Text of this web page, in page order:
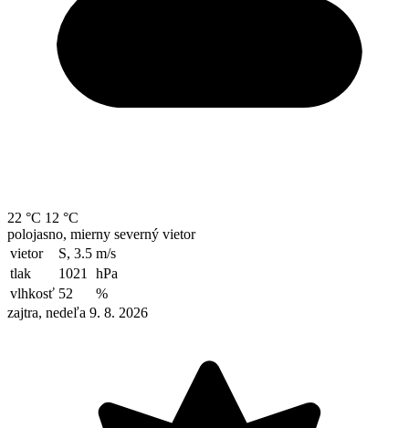
22 °C 12 °C
polojasno, mierny severný vietor
vietor
S, 3.5 m/s
tlak
1021
hPa
vlhkosť 52
%
zajtra, nedeľa 9. 8. 2026